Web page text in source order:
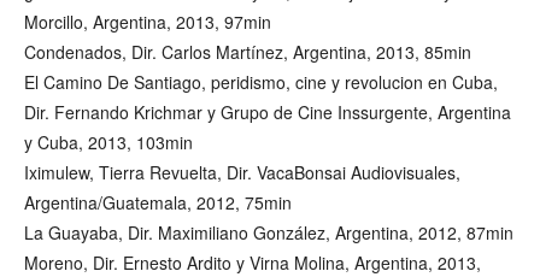
Morcillo, Argentina, 2013, 97min
Condenados, Dir. Carlos Martínez, Argentina, 2013, 85min
El Camino De Santiago, peridismo, cine y revolucion en Cuba,
Dir. Fernando Krichmar y Grupo de Cine Inssurgente, Argentina
y Cuba, 2013, 103min
Iximulew, Tierra Revuelta, Dir. VacaBonsai Audiovisuales,
Argentina/Guatemala, 2012, 75min
La Guayaba, Dir. Maximiliano González, Argentina, 2012, 87min
Moreno, Dir. Ernesto Ardito y Virna Molina, Argentina, 2013,